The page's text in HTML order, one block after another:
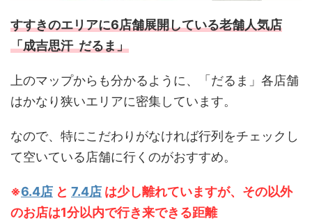
すすきのエリアに6店舗展開している老舗人気店
「成吉思汗 だるま」
上のマップからも分かるように、「だるま」各店舗
はかなり狭いエリアに密集しています。
なので、特にこだわりがなければ行列をチェックし
て空いている店舗に行くのがおすすめ。
※6.4店 と 7.4店 は少し離れていますが、その以外
のお店は1分以内で行き来できる距離